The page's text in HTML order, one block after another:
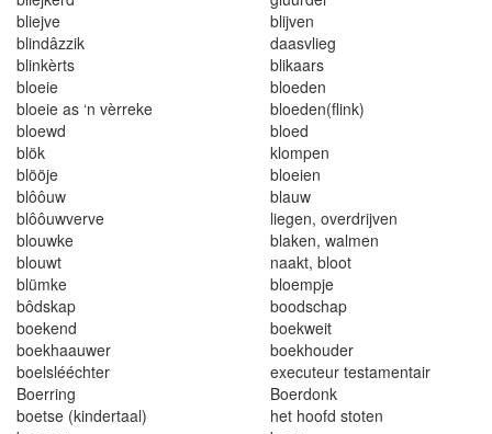
bliejve
blijven
blindâzzik daasvlieg
blinkèrts
blikaars
bloeie
bloeden
bloeie as ‘n vèrreke bloeden(flink)
bloewd
bloed
blök
klompen
blööje
bloeien
blôôuw blauw
blôôuwverve liegen, overdrijven
blouwke
blaken, walmen
blouwt
naakt, bloot
blümke
bloempje
bôdskap
boodschap
boekend
boekweit
boekhaauwer
boekhouder
boelslééchter
executeur testamentair
Boerring
Boerdonk
boetse (kindertaal) het hoofd stoten